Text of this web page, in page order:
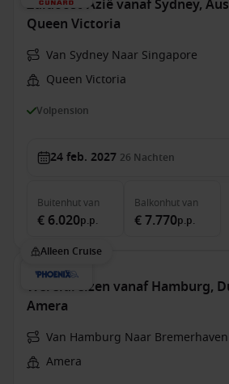
Zuidoost-Azië vanaf Sydney,
Queen Victoria
Van Sydney Naar Singapore
Queen Victoria
Volpension
24 feb. 2027 26 Nachten
Buitenhutvan
€ 6.020p.p.
Balkonhutvan
€ 7.770p.p.
Alleen Cruise
Wereldreizen vanaf Hamburg,
Amera
Van Hamburg Naar Bremerhaven
Amera